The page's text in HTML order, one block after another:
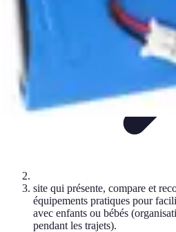
site qui présente, compare et
équipements pratiques pour
avec enfants ou bébés
pendant les trajets).